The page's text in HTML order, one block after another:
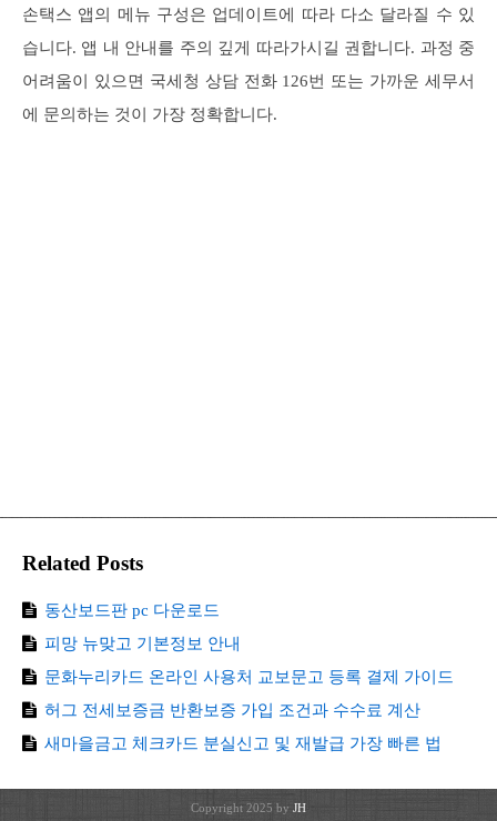
손택스 앱의 메뉴 구성은 업데이트에 따라 다소 달라질 수 있
습니다. 앱 내 안내를 주의 깊게 따라가시길 권합니다. 과정 중
어려움이 있으면 국세청 상담 전화 126번 또는 가까운 세무서
에 문의하는 것이 가장 정확합니다.
Related Posts
동산보드판 pc 다운로드
피망 뉴맞고 기본정보 안내
문화누리카드 온라인 사용처 교보문고 등록 결제 가이드
허그 전세보증금 반환보증 가입 조건과 수수료 계산
새마을금고 체크카드 분실신고 및 재발급 가장 빠른 법
Copyright 2025 by JH